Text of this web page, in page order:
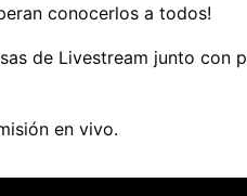
conocerlos a todos!
de Livestream junto con
en vivo.